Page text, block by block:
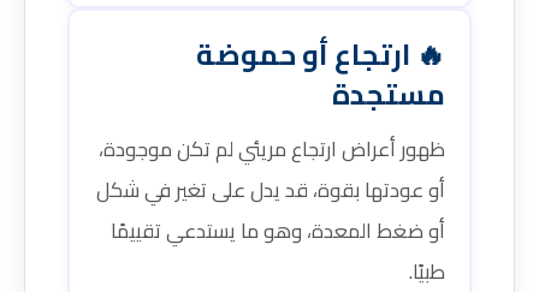
🔥 ارتجاع أو حموضة
مستجدة
ظهور أعراض ارتجاع مريئي لم تكن موجودة،
أو عودتها بقوة، قد يدل على تغير في شكل
أو ضغط المعدة، وهو ما يستدعي تقييمًا
طبيًا.